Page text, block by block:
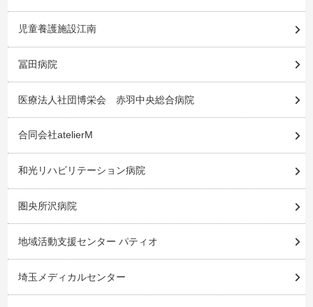
児童養護施設江南
冨田病院
医療法人社団博栄会 赤羽中央総合病院
合同会社atelierM
和光リハビリテーション病院
圏央所沢病院
地域活動支援センター パティオ
埼玉メディカルセンター